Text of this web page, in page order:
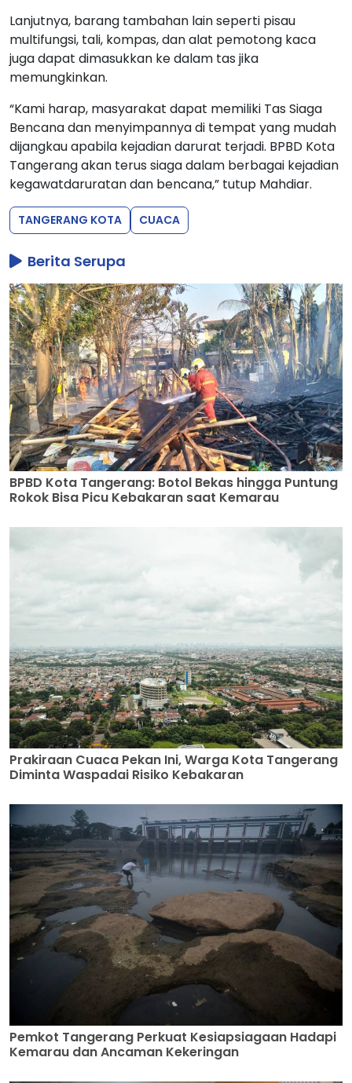
Lanjutnya, barang tambahan lain seperti pisau
multifungsi, tali, kompas, dan alat pemotong kaca
juga dapat dimasukkan ke dalam tas jika
memungkinkan.
“Kami harap, masyarakat dapat memiliki Tas Siaga
Bencana dan menyimpannya di tempat yang mudah
dijangkau apabila kejadian darurat terjadi. BPBD Kota
Tangerang akan terus siaga dalam berbagai kejadian
kegawatdaruratan dan bencana,” tutup Mahdiar.
TANGERANG KOTA CUACA
Berita Serupa
BPBD Kota Tangerang: Botol Bekas hingga Puntung
Rokok Bisa Picu Kebakaran saat Kemarau
Prakiraan Cuaca Pekan Ini, Warga Kota Tangerang
Diminta Waspadai Risiko Kebakaran
Pemkot Tangerang Perkuat Kesiapsiagaan Hadapi
Kemarau dan Ancaman Kekeringan